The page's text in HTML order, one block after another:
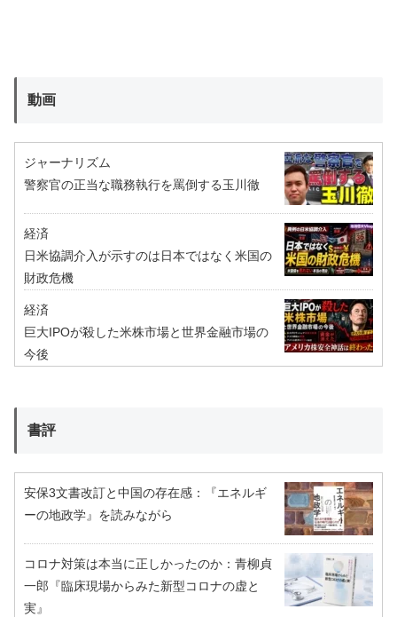
動画
ジャーナリズム
警察官の正当な職務執行を罵倒する玉川徹
経済
日米協調介入が示すのは日本ではなく米国の
財政危機
経済
巨大IPOが殺した米株市場と世界金融市場の
今後
書評
安保3文書改訂と中国の存在感：『エネルギ
ーの地政学』を読みながら
コロナ対策は本当に正しかったのか：青柳貞
一郎『臨床現場からみた新型コロナの虚と
実』